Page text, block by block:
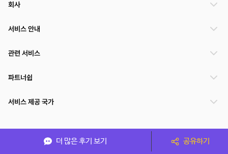
더 많은 후기 보기 공유하기
회사
서비스 안내
관련 서비스
파트너쉽
서비스 제공 국가
(주)NSPACE 사업자정보